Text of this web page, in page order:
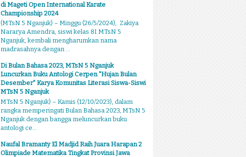
di Mageti Open International Karate
Championship 2024
(MTsN 5 Nganjuk) – Minggu (26/5/2024), Zakiya
Nararya Amendra, siswi kelas 8I MTsN 5
Nganjuk, kembali mengharumkan nama
madrasahnya dengan ...
Di Bulan Bahasa 2023, MTsN 5 Nganjuk
Luncurkan Buku Antologi Cerpen "Hujan Bulan
Desember" Karya Komunitas Literasi Siswa-Siswi
MTsN 5 Nganjuk
MTsN 5 Nganjuk) – Kamis (12/10/2023), dalam
rangka memperingati Bulan Bahasa 2023, MTsN 5
Nganjuk dengan bangga meluncurkan buku
antologi ce...
Naufal Bramanty El Madjid Raih Juara Harapan 2
Olimpiade Matematika Tingkat Provinsi Jawa